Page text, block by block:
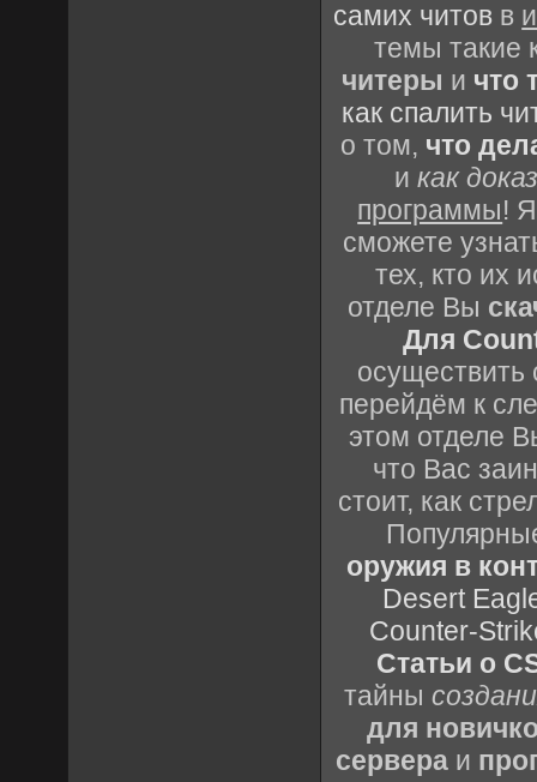
самих читов в
темы такие
читеры и что
как спалить
о том, что
икак
программы!
сможете
тех, кто их
отделе Вы
Для
осуществить
перейдём к
этом отделе
что Вас
стоит, как
оружия в
Desert
Counter-
Статьи о
тайны
для
сервера и